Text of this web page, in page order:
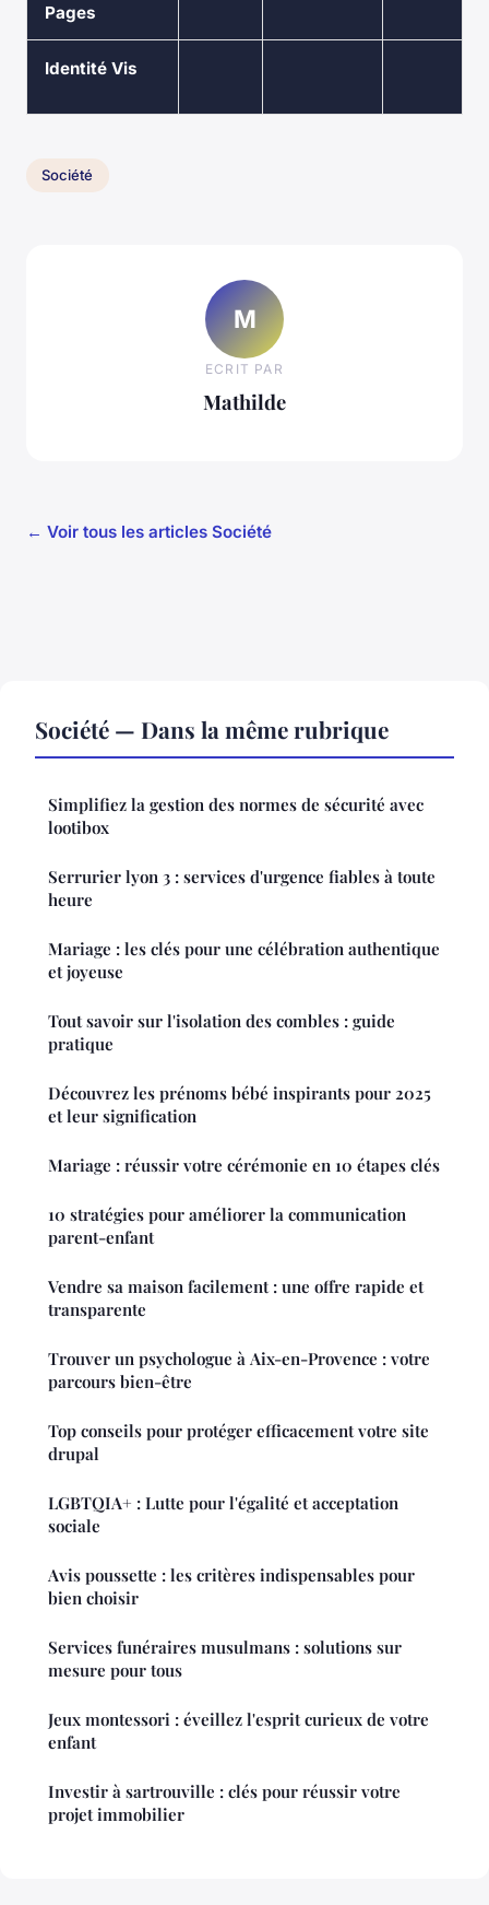
Pages
Identité Vis
Société
M
ECRIT PAR
Mathilde
← Voir tous les articles Société
Société — Dans la même rubrique
Simplifiez la gestion des normes de sécurité avec
lootibox
Serrurier lyon 3 : services d'urgence fiables à toute
heure
Mariage : les clés pour une célébration authentique
et joyeuse
Tout savoir sur l'isolation des combles : guide
pratique
Découvrez les prénoms bébé inspirants pour 2025
et leur signification
Mariage : réussir votre cérémonie en 10 étapes clés
10 stratégies pour améliorer la communication
parent-enfant
Vendre sa maison facilement : une offre rapide et
transparente
Trouver un psychologue à Aix-en-Provence : votre
parcours bien-être
Top conseils pour protéger efficacement votre site
drupal
LGBTQIA+ : Lutte pour l'égalité et acceptation
sociale
Avis poussette : les critères indispensables pour
bien choisir
Services funéraires musulmans : solutions sur
mesure pour tous
Jeux montessori : éveillez l'esprit curieux de votre
enfant
Investir à sartrouville : clés pour réussir votre
projet immobilier